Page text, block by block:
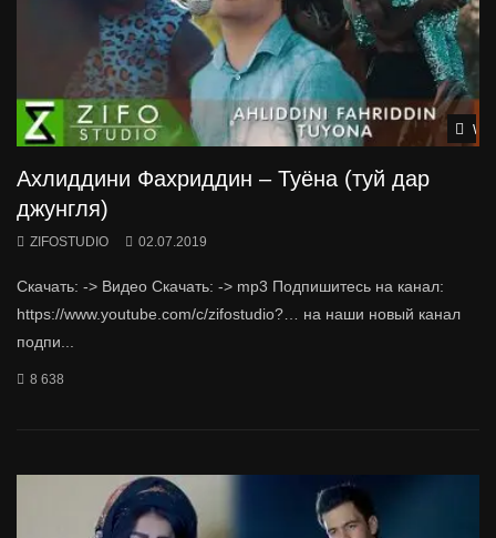
Ахлиддини Фахриддин – Туёна (туй дар
джунгля)
ZIFOSTUDIO 02.07.2019
Скачать: -> Видео Скачать: -> mp3 Подпишитесь на канал:
https://www.youtube.com/c/zifostudio?… на наши новый канал
подпи...
8 638